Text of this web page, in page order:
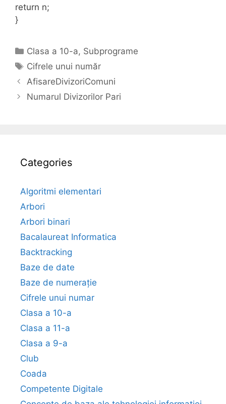
return n;
}
Categories
Clasa a 10-a, Subprograme
Tags
Cifrele unui număr
AfisareDivizoriComuni
Numarul Divizorilor Pari
Categories
Algoritmi elementari
Arbori
Arbori binari
Bacalaureat Informatica
Backtracking
Baze de date
Baze de numerație
Cifrele unui numar
Clasa a 10-a
Clasa a 11-a
Clasa a 9-a
Club
Coada
Competente Digitale